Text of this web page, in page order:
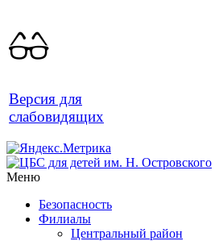
Версия для
слабовидящих
Меню
Безопасность
Филиалы
Центральный район